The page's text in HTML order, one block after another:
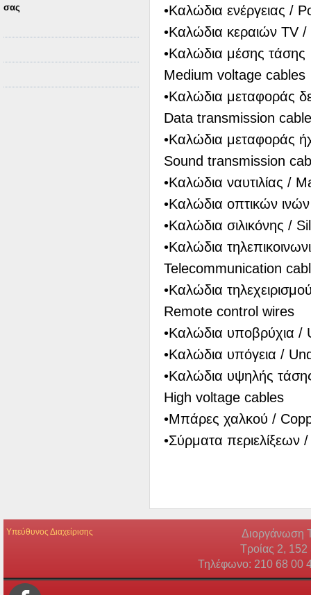
σας
•Καλώδια ενέργειας /
•Καλώδια κεραιών ΤV
•Καλώδια μέσης τάσης
Medium voltage cables
•Καλώδια μεταφοράς
Data transmission
•Καλώδια μεταφοράς
Sound transmission
•Καλώδια ναυτιλίας /
•Καλώδια οπτικών
•Καλώδια σιλικόνης /
•Καλώδια
Telecommunication
•Καλώδια
Remote control wires
•Καλώδια υποβρύχια /
•Καλώδια υπόγεια /
•Καλώδια υψηλής
High voltage cables
•Μπάρες χαλκού /
•Σύρματα περιελίξεων
Υπεύθυνος Διαχείρισης
Διοργάνωση
Τροίας 2,
Τηλέφωνο: 210 68 00